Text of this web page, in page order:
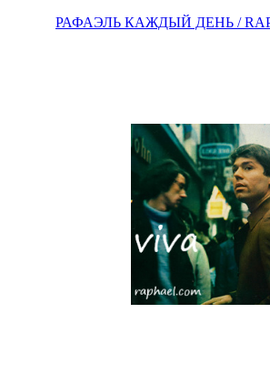
РАФАЭЛЬ КАЖДЫЙ ДЕНЬ /